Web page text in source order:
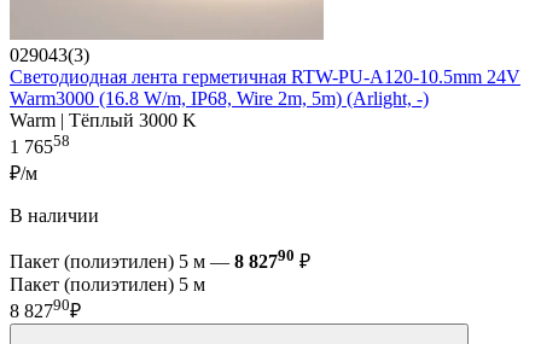
029043(3)
Светодиодная лента герметичная RTW-PU-A120-10.5mm 24V
Warm3000 (16.8 W/m, IP68, Wire 2m, 5m) (Arlight, -)
Warm | Тёплый 3000 K
1 76558
₽/м
В наличии
Пакет (полиэтилен) 5 м — 8 82790 ₽
Пакет (полиэтилен) 5 м
8 82790₽